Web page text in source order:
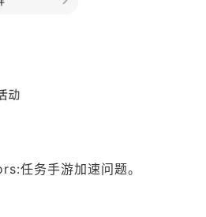
任务手游加速问题。